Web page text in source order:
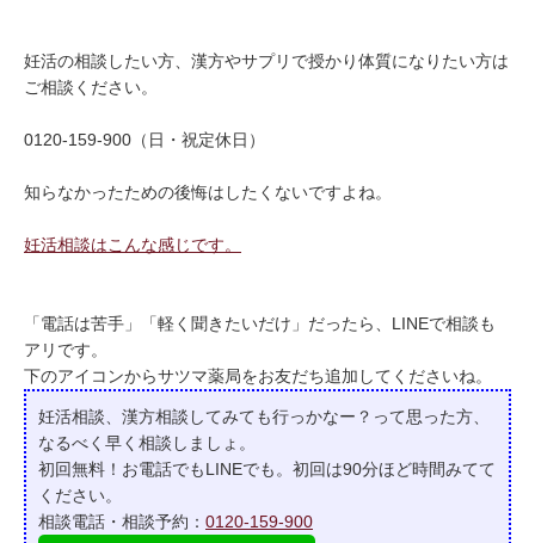
妊活の相談したい方、漢方やサプリで授かり体質になりたい方は
ご相談ください。
0120-159-900（日・祝定休日）
知らなかったための後悔はしたくないですよね。
妊活相談はこんな感じです。
「電話は苦手」「軽く聞きたいだけ」だったら、LINEで相談も
アリです。
下のアイコンからサツマ薬局をお友だち追加してくださいね。
妊活相談、漢方相談してみても行っかなー？って思った方、
なるべく早く相談しましょ。
初回無料！お電話でもLINEでも。初回は90分ほど時間みてて
ください。
相談電話・相談予約： 0120-159-900